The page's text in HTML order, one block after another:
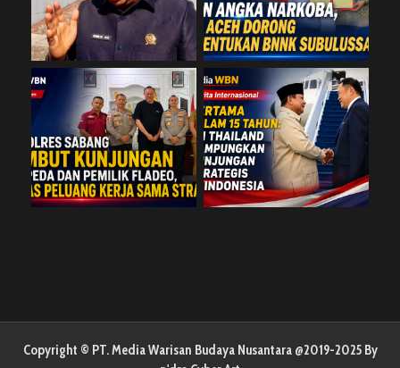
Copyright © PT. Media Warisan Budaya Nusantara @2019-2025 By